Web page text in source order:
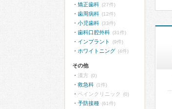
矯正歯科 (27件)
歯周病科 (12件)
小児歯科 (33件)
歯科口腔外科 (31件)
インプラント (9件)
ホワイトニング (4件)
その他
漢方 (0)
救急科 (1件)
ペインクリニック (0)
予防接種 (61件)